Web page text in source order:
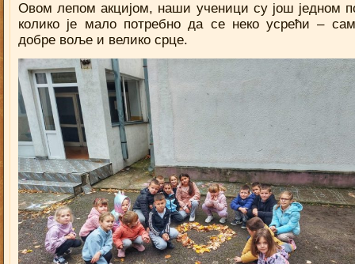
Овом лепом акцијом, наши ученици су још једном
колико је мало потребно да се неко усрећи –
добре воље и велико срце.